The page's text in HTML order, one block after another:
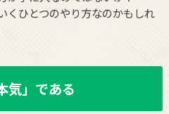
くひとつのやり方なのかもしれ
気」である